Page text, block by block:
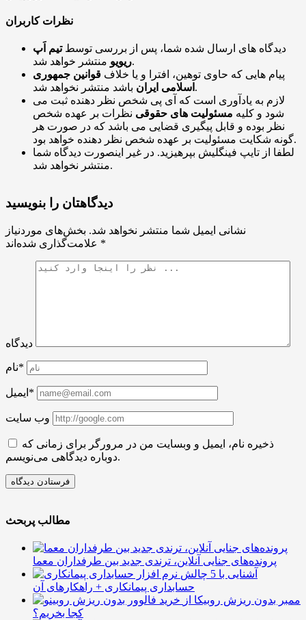
نظرات کاربران
دیدگاه های ارسال شده شما، پس از بررسی توسطتیم اَپ
ریویومنتشر خواهد شد.
پیام هایی که حاوی توهین، افترا و یا خلاف قوانین جمهوری
اسلامی ایران باشد منتشر نخواهد شد.
لازم به یادآوری است که آی پی شخص نظر دهنده ثبت می
شود و کلیه مسئولیت های حقوقی نظرات بر عهده شخص
نظر بوده و قابل پیگیری قضایی می باشد که در صورت هر
گونه شکایت مسئولیت بر عهده شخص نظر دهنده خواهد بود.
لطفا از تایپ فینگلیش بپرهیزید. در غیر اینصورت دیدگاه شما
منتشر نخواهد شد.
دیدگاهتان را بنویسید
نشانی ایمیل شما منتشر نخواهد شد. بخش‌های موردنیاز
*
دیدگاه
نام*
ایمیل*
وب سایت
ذخیره نام، ایمیل و وبسایت من در مرورگر برای زمانی که
دوباره دیدگاهی می‌نویسم.
مطالب پربحث
پرونده‌های جنایی آنلاین، ترندی جدید بین طرفداران معما
آشنایی با 5 چالش
حسابداری پیمانکاری + راهکارهای آن
ممبر بدون ریزش روبیکا از
کجا بخریم؟